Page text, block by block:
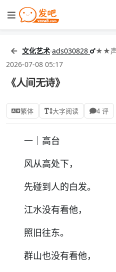
文化艺术·ads030828 ★★
2026-07-08 05:17
《人间无诗》
繁体 大字阅读 4 评
一｜高台
风从高处下，
先碰到人的白发。
江水没有看他，
照旧往东。
群山也没有看他，